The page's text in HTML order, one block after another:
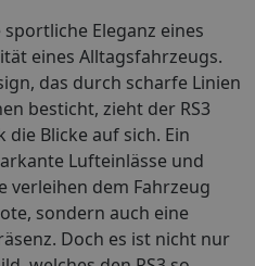
Eleganz eines
eines Alltagsfahrzeugs.
das durch scharfe Linien
besticht, zieht der RS3
Blicke auf sich. Ein
Lufteinlässe und
verleihen dem Fahrzeug
sondern auch eine
Doch es ist nicht nur